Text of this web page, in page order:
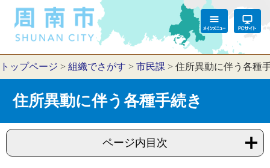
トップページ > 組織でさがす > 市民課 > 住所異動に伴う各種
住所異動に伴う各種手続き
ページ内目次